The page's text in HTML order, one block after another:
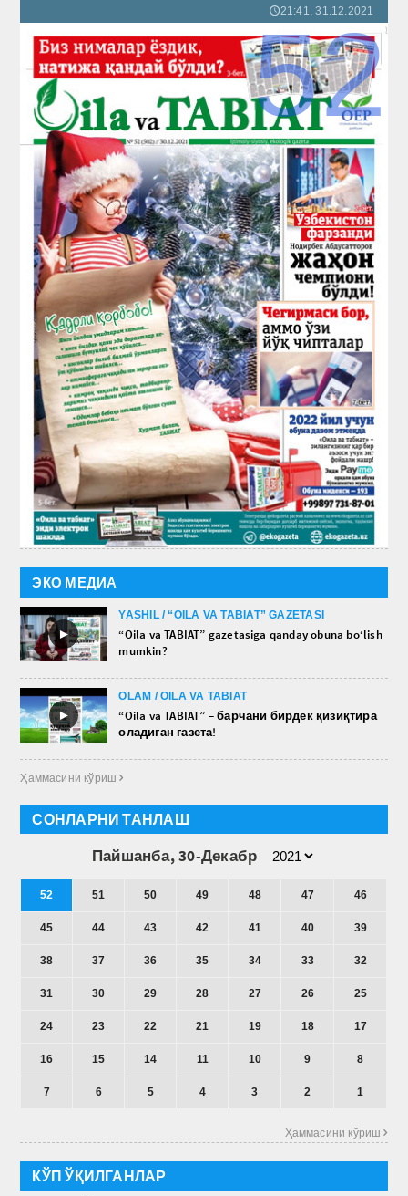
🕔21:41, 31.12.2021
52
ЭКО МЕДИА
►
YASHIL / “OILA VA TABIAT” GAZETASI
“Oila va TABIAT” gazetasiga qanday obuna bo‘lish
mumkin?
►
OLAM / OILA VA TABIAT
“Oila va TABIAT” – барчани бирдек қизиқтира
оладиган газета!
Ҳаммасини кўриш 
СОНЛАРНИ ТАНЛАШ
Пайшанба, 30-Декабр
52 51 50 49 48 47 46
45 44 43 42 41 40 39
38 37 36 35 34 33 32
31 30 29 28 27 26 25
24 23 22 21 19 18 17
16 15 14 11 10 9 8
7 6 5 4 3 2 1
Ҳаммасини кўриш 
КЎП ЎҚИЛГАНЛАР